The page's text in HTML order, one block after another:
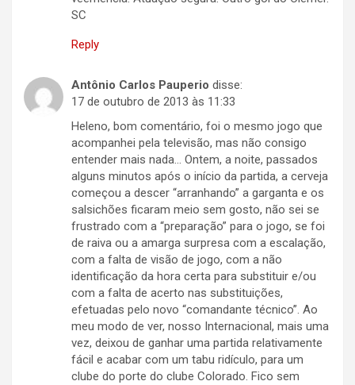
SC
Reply
Antônio Carlos Pauperio disse:
17 de outubro de 2013 às 11:33
Heleno, bom comentário, foi o mesmo jogo que
acompanhei pela televisão, mas não consigo
entender mais nada… Ontem, a noite, passados
alguns minutos após o início da partida, a cerveja
começou a descer “arranhando” a garganta e os
salsichões ficaram meio sem gosto, não sei se
frustrado com a “preparação” para o jogo, se foi
de raiva ou a amarga surpresa com a escalação,
com a falta de visão de jogo, com a não
identificação da hora certa para substituir e/ou
com a falta de acerto nas substituições,
efetuadas pelo novo “comandante técnico”. Ao
meu modo de ver, nosso Internacional, mais uma
vez, deixou de ganhar uma partida relativamente
fácil e acabar com um tabu ridículo, para um
clube do porte do clube Colorado. Fico sem